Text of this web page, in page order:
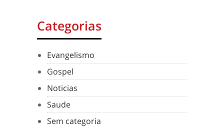
Categorias
Evangelismo
Gospel
Noticias
Saude
Sem categoria